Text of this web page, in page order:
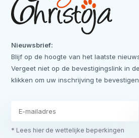
Nieuwsbrief:
Blijf op de hoogte van het laatste
Vergeet niet op de bevestigingslink in
klikken om uw inschrijving te
* Lees hier de wettelijke beperkingen